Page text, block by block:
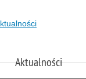
Aktualności